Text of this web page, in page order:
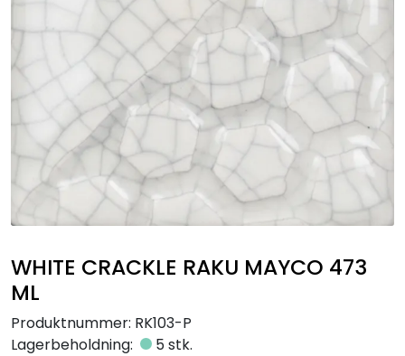
WHITE CRACKLE RAKU MAYCO 473
ML
Produktnummer: RK103-P
Lagerbeholdning:
5 stk.
Råmaterialer
Gipsformer
Dekaler